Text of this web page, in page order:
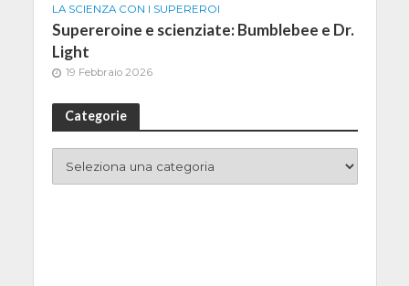
LA SCIENZA CON I SUPEREROI
Supereroine e scienziate: Bumblebee e Dr.
Light
19 Febbraio 2026
Categorie